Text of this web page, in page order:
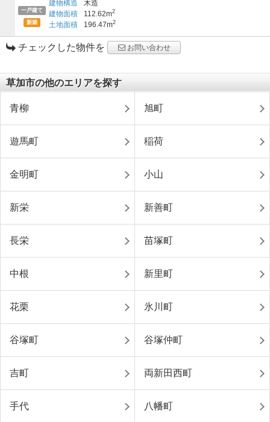
一戸建て
新築
建物構造
木造
建物面積
112.62m2
土地面積 196.47m2
チェックした物件を お問い合わせ
草加市の他のエリアを探す
青柳 旭町
遊馬町 稲荷
金明町 小山
新栄 新善町
長栄 苗塚町
中根 新里町
花栗 氷川町
谷塚町 谷塚仲町
吉町 両新田西町
手代 八幡町